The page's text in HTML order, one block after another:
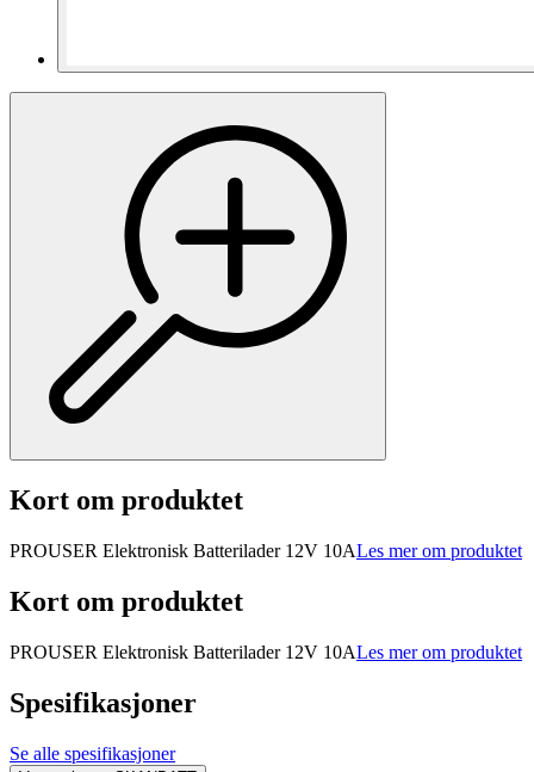
Kort om produktet
PROUSER Elektronisk Batterilader 12V 10ALes mer om produktet
Kort om produktet
PROUSER Elektronisk Batterilader 12V 10ALes mer om produktet
Spesifikasjoner
Se alle spesifikasjoner